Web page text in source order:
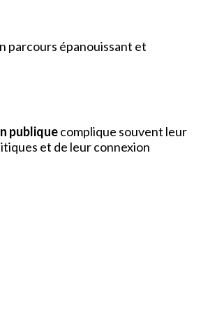
parcours épanouissant et
publiquecomplique souvent leur
et de leur connexion